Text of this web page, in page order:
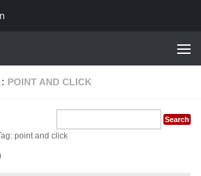
POINT AND CLICK
point and click